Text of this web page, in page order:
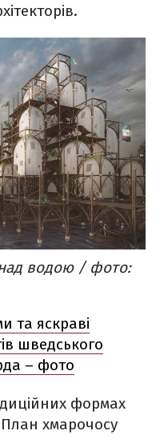
над водою / фото:
та яскраві
шведського
– фото
формах
План хмарочосу